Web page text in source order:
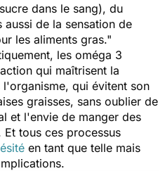
dans le sang), du
de la sensation de
les aliments gras."
les oméga 3
qui maîtrisent la
qui évitent son
graisses, sans oublier de
et l'envie de manger des
tous ces processus
en tant que telle mais